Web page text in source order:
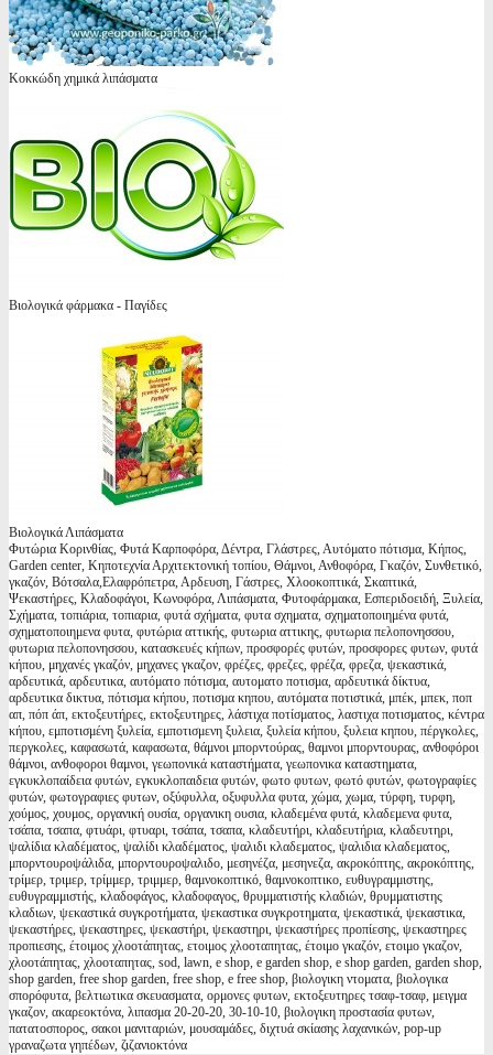
Κοκκώδη χημικά λιπάσματα
Βιολογικά φάρμακα - Παγίδες
Βιολογικά Λιπάσματα
Φυτώρια Κορινθίας, Φυτά Καρποφόρα, Δέντρα, Γλάστρες, Αυτόματο πότισμα, Κήπος,
Garden center, Κηποτεχνία Αρχιτεκτονική τοπίου, Θάμνοι, Ανθοφόρα, Γκαζόν, Συνθετικό,
γκαζόν, Βότσαλα,Ελαφρόπετρα, Αρδευση, Γάστρες, Χλοοκοπτικά, Σκαπτικά,
Ψεκαστήρες, Κλαδοφάγοι, Κωνοφόρα, Λιπάσματα, Φυτοφάρμακα, Εσπεριδοειδή, Ξυλεία,
Σχήματα, τοπιάρια, τοπιαρια, φυτά σχήματα, φυτα σχηματα, σχηματοποιημένα φυτά,
σχηματοποιημενα φυτα, φυτώρια αττικής, φυτωρια αττικης, φυτωρια πελοπονησσου,
φυτωρια πελοπονησσου, κατασκευές κήπων, προσφορές φυτών, προσφορες φυτων, φυτά
κήπου, μηχανές γκαζόν, μηχανες γκαζον, φρέζες, φρεζες, φρέζα, φρεζα, ψεκαστικά,
αρδευτικά, αρδευτικα, αυτόματο πότισμα, αυτοματο ποτισμα, αρδευτικά δίκτυα,
αρδευτικα δικτυα, πότισμα κήπου, ποτισμα κηπου, αυτόματα ποτιστικά, μπέκ, μπεκ, ποπ
απ, πόπ άπ, εκτοξευτήρες, εκτοξευτηρες, λάστιχα ποτίσματος, λαστιχα ποτισματος, κέντρα
κήπου, εμποτισμένη ξυλεία, εμποτισμενη ξυλεια, ξυλεία κήπου, ξυλεια κηπου, πέργκολες,
περγκολες, καφασωτά, καφασωτα, θάμνοι μπορντούρας, θαμνοι μπορντουρας, ανθοφόροι
θάμνοι, ανθοφοροι θαμνοι, γεωπονικά καταστήματα, γεωπονικα καταστηματα,
εγκυκλοπαίδεια φυτών, εγκυκλοπαιδεια φυτών, φωτο φυτων, φωτό φυτών, φωτογραφίες
φυτών, φωτογραφιες φυτων, οξύφυλλα, οξυφυλλα φυτα, χώμα, χωμα, τύρφη, τυρφη,
χούμος, χουμος, οργανική ουσία, οργανικη ουσια, κλαδεμένα φυτά, κλαδεμενα φυτα,
τσάπα, τσαπα, φτυάρι, φτυαρι, τσάπα, τσαπα, κλαδευτήρι, κλαδευτήρια, κλαδευτηρι,
ψαλίδια κλαδέματος, ψαλίδι κλαδέματος, ψαλιδι κλαδεματος, ψαλιδια κλαδεματος,
μπορντουροψάλιδα, μπορντουροψαλιδο, μεσηνέζα, μεσηνεζα, ακροκόπτης, ακροκόπτης,
τρίμερ, τριμερ, τρίμμερ, τριμμερ, θαμνοκοπτικό, θαμνοκοπτικο, ευθυγραμμιστης,
ευθυγραμμιστής, κλαδοφάγος, κλαδοφαγος, θρυμματιστής κλαδιών, θρυμματιστης
κλαδιων, ψεκαστικά συγκροτήματα, ψεκαστικα συγκροτηματα, ψεκαστικά, ψεκαστικα,
ψεκαστήρες, ψεκαστηρες, ψεκαστήρι, ψεκαστηρι, ψεκαστήρες προπίεσης, ψεκαστηρες
προπιεσης, έτοιμος χλοοτάπητας, ετοιμος χλοοταπητας, έτοιμο γκαζόν, ετοιμο γκαζον,
χλοοτάπητας, χλοοταπητας, sod, lawn, e shop, e garden shop, e shop garden, garden shop,
shop garden, free shop garden, free shop, e free shop, βιολογικη ντοματα, βιολογικα
σπορόφυτα, βελτιωτικα σκευασματα, ορμονες φυτων, εκτοξευτηρες τσαφ-τσαφ, μειγμα
γκαζον, ακαρεοκτόνα, λιπασμα 20-20-20, 30-10-10, βιολογικη προστασία φυτων,
πατατοσπορος, σακοι μανιταριών, μουσαμάδες, διχτυά σκίασης λαχανικών, pop-up
γραναζωτα γηπέδων, ζιζανιοκτόνα